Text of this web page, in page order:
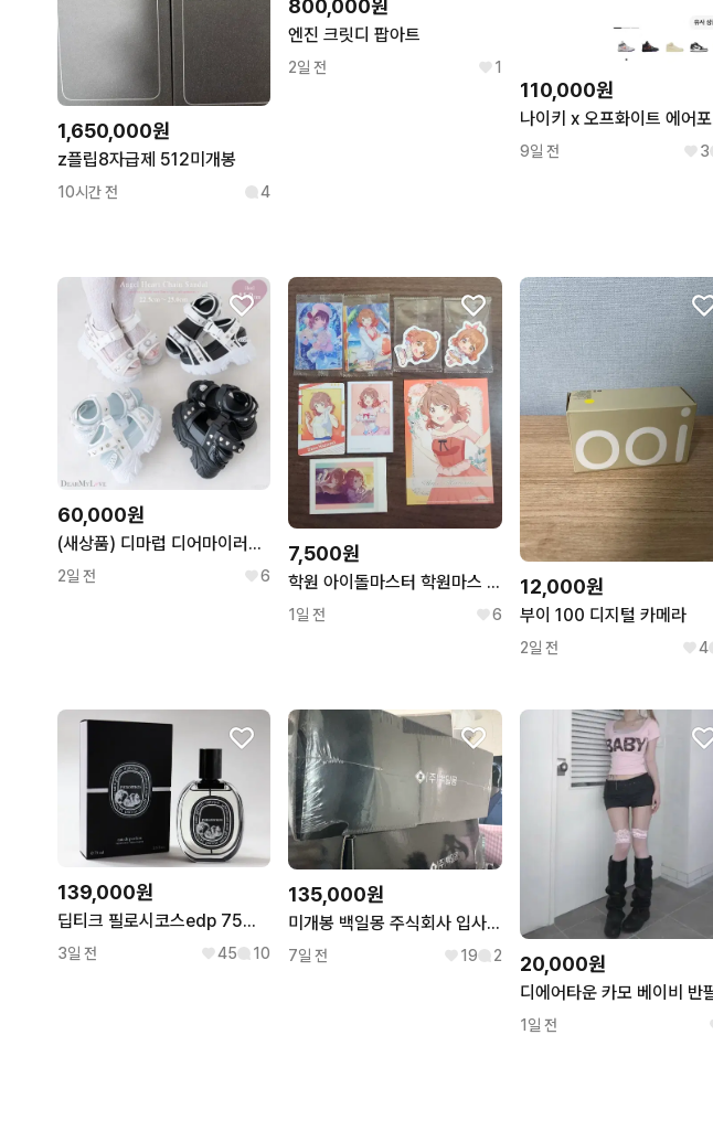
1,650,000원
z플립8자급제 512미개봉
10시간 전 4
800,000원
엔진 크릿디 팝아트
2일 전 1
110,000원
나이
9일 전 3
60,000원
(새상품) 디마럽 디어마이러브 엔젤 하트 샌들 230
2일 전 6
7,500원
학원 아이돌마스터 학원마스 가쿠마스 하나미 우메
1일 전 6
12,000원
부이 100 디지털 카메라
2일 전 4
139,000원
딥티크 필로시코스edp 75ml 미사용 새상품
3일 전 45 10
135,000원
미개봉 백일몽 주식회사 입사키트
7일 전 19 2 20,000원
1일 전